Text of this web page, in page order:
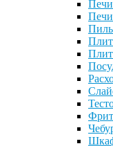
Пилы